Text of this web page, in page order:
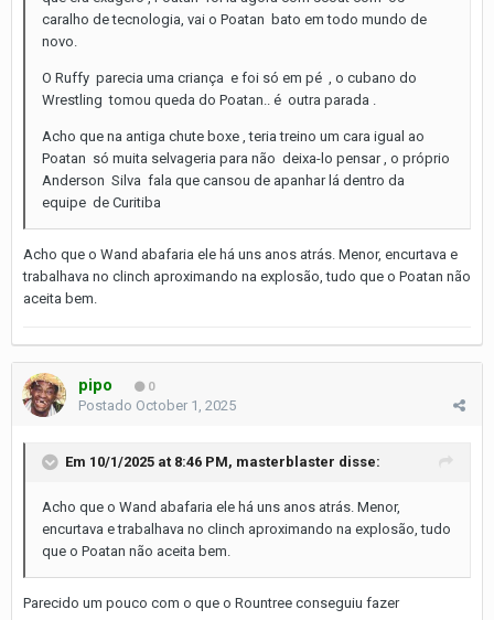
caralho de tecnologia, vai o Poatan bato em todo mundo de
novo.
O Ruffy parecia uma criança e foi só em pé , o cubano do
Wrestling tomou queda do Poatan.. é outra parada .
Acho que na antiga chute boxe , teria treino um cara igual ao
Poatan só muita selvageria para não deixa-lo pensar , o próprio
Anderson Silva fala que cansou de apanhar lá dentro da
equipe de Curitiba
Acho que o Wand abafaria ele há uns anos atrás. Menor, encurtava e
trabalhava no clinch aproximando na explosão, tudo que o Poatan não
aceita bem.
pipo 0
Postado October 1, 2025
Em 10/1/2025 at 8:46 PM, masterblaster disse:
Acho que o Wand abafaria ele há uns anos atrás. Menor,
encurtava e trabalhava no clinch aproximando na explosão, tudo
que o Poatan não aceita bem.
Parecido um pouco com o que o Rountree conseguiu fazer